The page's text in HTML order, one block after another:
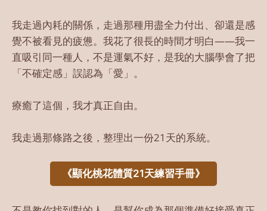
我走過內耗的關係，走過那種用盡全力付出、卻還是感
覺不被看見的疲憊。我花了很長的時間才明白——我一
直吸引同一種人，不是運氣不好，是我的大腦學會了把
「不確定感」誤認為「愛」。
療癒了這個，我才真正自由。
我走過那條路之後，整理出一份21天的系統。
《顯化桃花體質21天練習手冊》